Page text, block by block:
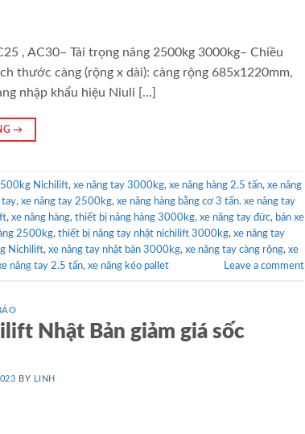
, AC30– Tải trọng nâng 2500kg 3000kg– Chiều
thước càng (rộng x dài): càng rộng 685x1220mm,
nhập khẩu hiệu Niuli […]
→
Nichilift, xe nâng tay 3000kg, xe nâng hàng 2.5 tấn, xe nâng
tay, xe nâng tay 2500kg, xe nâng hàng bằng cơ 3 tấn. xe nâng tay
, xe nâng hàng, thiết bị nâng hàng 3000kg, xe nâng tay đức, bán xe
2500kg, thiết bị nâng tay nhật nichilift 3000kg, xe nâng tay
Nichilift, xe nâng tay nhật bản 3000kg, xe nâng tay càng rộng, xe
nâng tay 2.5 tấn, xe nâng kéo pallet Leave a comment
Nhật Bản giảm giá sốc
BY LINH